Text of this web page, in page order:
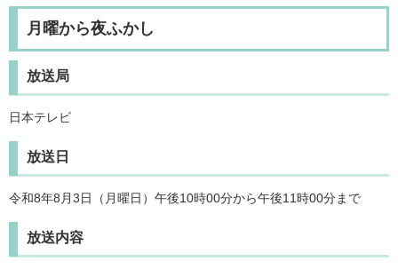
月曜から夜ふかし
放送局
日本テレビ
放送日
令和8年8月3日（月曜日）午後10時00分から午後11時00分まで
放送内容